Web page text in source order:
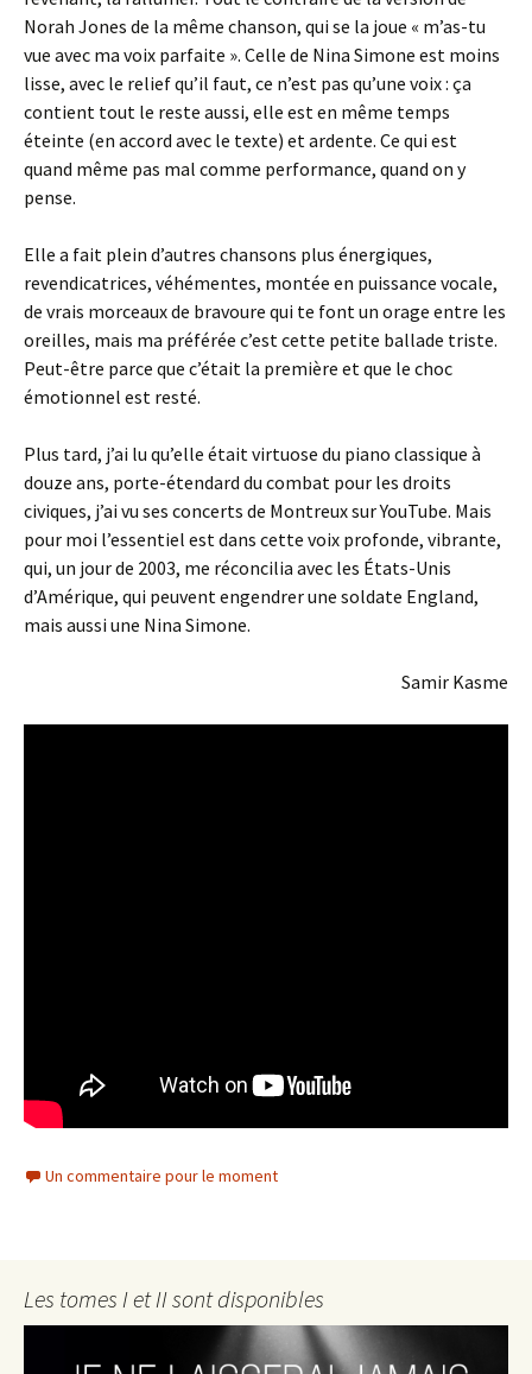
Norah Jones de la même chanson, qui se la joue « m’as-tu
vue avec ma voix parfaite ». Celle de Nina Simone est moins
lisse, avec le relief qu’il faut, ce n’est pas qu’une voix : ça
contient tout le reste aussi, elle est en même temps
éteinte (en accord avec le texte) et ardente. Ce qui est
quand même pas mal comme performance, quand on y
pense.
Elle a fait plein d’autres chansons plus énergiques,
revendicatrices, véhémentes, montée en puissance vocale,
de vrais morceaux de bravoure qui te font un orage entre les
oreilles, mais ma préférée c’est cette petite ballade triste.
Peut-être parce que c’était la première et que le choc
émotionnel est resté.
Plus tard, j’ai lu qu’elle était virtuose du piano classique à
douze ans, porte-étendard du combat pour les droits
civiques, j’ai vu ses concerts de Montreux sur YouTube. Mais
pour moi l’essentiel est dans cette voix profonde, vibrante,
qui, un jour de 2003, me réconcilia avec les États-Unis
d’Amérique, qui peuvent engendrer une soldate England,
mais aussi une Nina Simone.
Samir Kasme
Un commentaire pour le moment
Les tomes I et II sont disponibles